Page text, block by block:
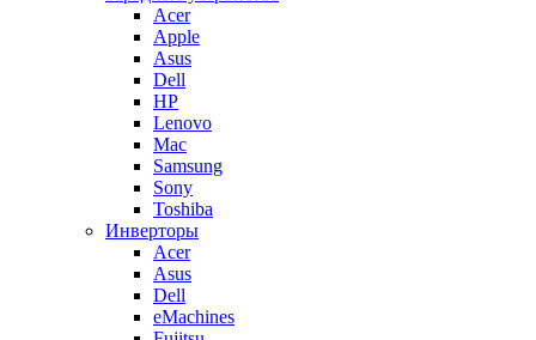
Acer
Apple
Asus
Dell
HP
Lenovo
Mac
Samsung
Sony
Toshiba
Инверторы
Acer
Asus
Dell
eMachines